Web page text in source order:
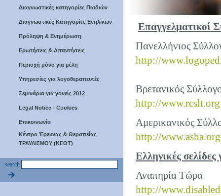
Διαγνωστικές κατηγορίες Παιδιών
Διαγνωστικές Κατηγορίες Ενηλίκων
Πρόληψη & Ενημέρωση
Ερωτήσεις & Απαντήσεις
Περιοχή μόνο για μέλη
Υπηρεσίες για λογοθεραπευτές
Σεμινάρια για γονείς 2012
Legal Notice - Cookies
Επικοινωνία
Κέντρο Έρευνας & Θεραπείας
ΤΡΑΥΛΙΣΜΟΥ (ΚΕΘΤ)
search
Επαγγελματικοί
Πανελλήνιος
http://
Βρετανικός
http://www.rcslt.org
Αμερικανικός
http://www.asha.org
Ελληνικές
Αναπηρία Τώρα
http://